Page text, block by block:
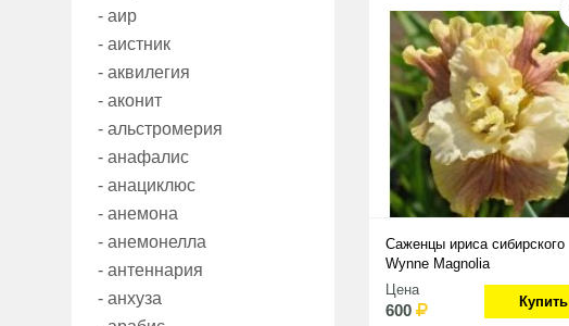
- аир
- аистник
- аквилегия
- аконит
- альстромерия
- анафалис
- анациклюс
- анемона
- анемонелла
- антеннария
- анхуза
Саженцы ириса сибирского
Wynne Magnolia
Цена
600 Купить